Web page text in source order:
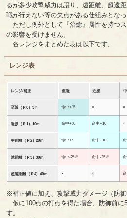
るが多少攻撃威力は譲り、遠距離、超遠
戦が行えない等の欠点がある仕組みとなっ
ただし例外として『治癒』属性を持つ
の影響を受けません。
各レンジをまとめた表は以下です。
レンジ表
レンジ/補正 至近 近接
至近（Ｒ0）3ｍ 命中+15 × ×
近接（Ｒ1）10ｍ 命中+10 命中+10 ×
中距離（Ｒ2）20ｍ 命中+5 命中+10
遠距離（Ｒ3）30ｍ 命中-25※ 命中-25※
超遠距離（Ｒ4）40ｍ × ×
※補正値に加え、攻撃威力ダメージ（防御
仮に100点の打点を得た場合、防御前に
す。